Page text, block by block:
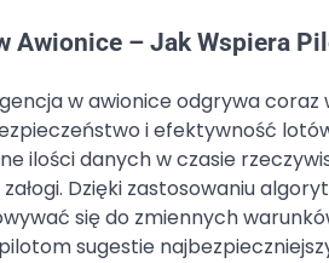
Awionice – Jak Wspiera
w awionice odgrywa
i efektywność
ilości danych w czasie
Dzięki zastosowaniu
się do zmiennych
sugestie